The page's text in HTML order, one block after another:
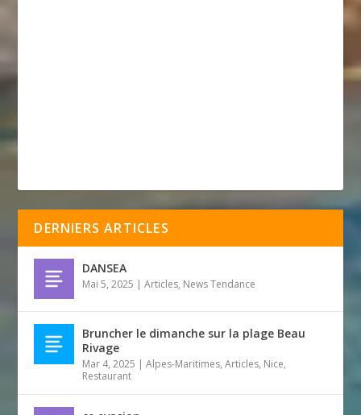
DERNIERS ARTICLES
DANSEA
Mai 5, 2025 |Articles, News Tendance
Bruncher le dimanche sur la plage Beau
Rivage
Mar 4, 2025 |Alpes-Maritimes,Articles, Nice,
Restaurant